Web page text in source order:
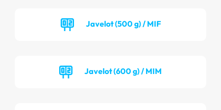
Javelot (500 g) / MIF
Javelot (600 g) / MIM